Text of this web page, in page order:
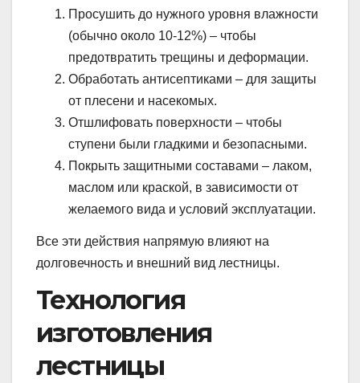
Просушить до нужного уровня влажности
(обычно около 10-12%) – чтобы
предотвратить трещины и деформации.
Обработать антисептиками – для защиты
от плесени и насекомых.
Отшлифовать поверхности – чтобы
ступени были гладкими и безопасными.
Покрыть защитными составами – лаком,
маслом или краской, в зависимости от
желаемого вида и условий эксплуатации.
Все эти действия напрямую влияют на
долговечность и внешний вид лестницы.
Технология
изготовления
лестницы